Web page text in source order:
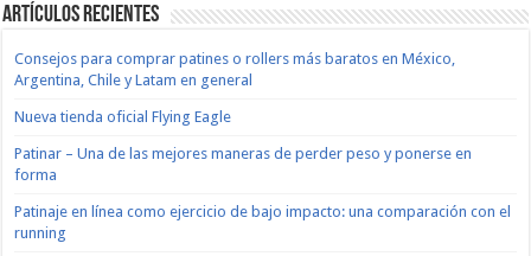
Artículos recientes
Consejos para comprar patines o rollers más baratos en México,
Argentina, Chile y Latam en general
Nueva tienda oficial Flying Eagle
Patinar – Una de las mejores maneras de perder peso y ponerse en
forma
Patinaje en línea como ejercicio de bajo impacto: una comparación con el
running